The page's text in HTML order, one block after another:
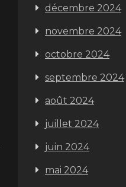
décembre 2024
novembre 2024
octobre 2024
septembre 2024
août 2024
juillet 2024
juin 2024
mai 2024